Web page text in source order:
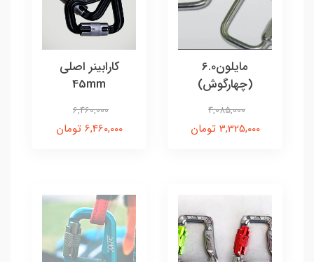
مایلون6.0
(چهارگوش)
4,085,000
3,325,000 تومان
کارابینر اصلی
45mm
6,460,000
6,460,000 تومان